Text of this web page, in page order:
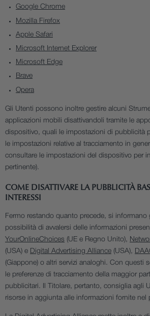
Google Chrome
Mozilla Firefox
Apple Safari
Microsoft Internet Explorer
Microsoft Edge
Brave
Opera
Gli Utenti possono inoltre gestire alcuni
applicazioni mobili disattivandoli tramite le
dispositivo, quali le impostazioni di pubblicità
le impostazioni relative al tracciamento in
consultare le impostazioni del dispositivo per
pertinente).
COME DISATTIVARE LA PUBBLICITÀ
INTERESSI
Fermo restando quanto precede, si informano
possibilità di avvalersi delle informazioni
YourOnlineChoices (UE e Regno Unito),
(USA) e Digital Advertising Alliance (USA),
(Giappone) o altri servizi analoghi. Con questi
le preferenze di tracciamento della maggior
pubblicitari. Il Titolare, pertanto, consiglia agli
risorse in aggiunta alle informazioni fornite nel